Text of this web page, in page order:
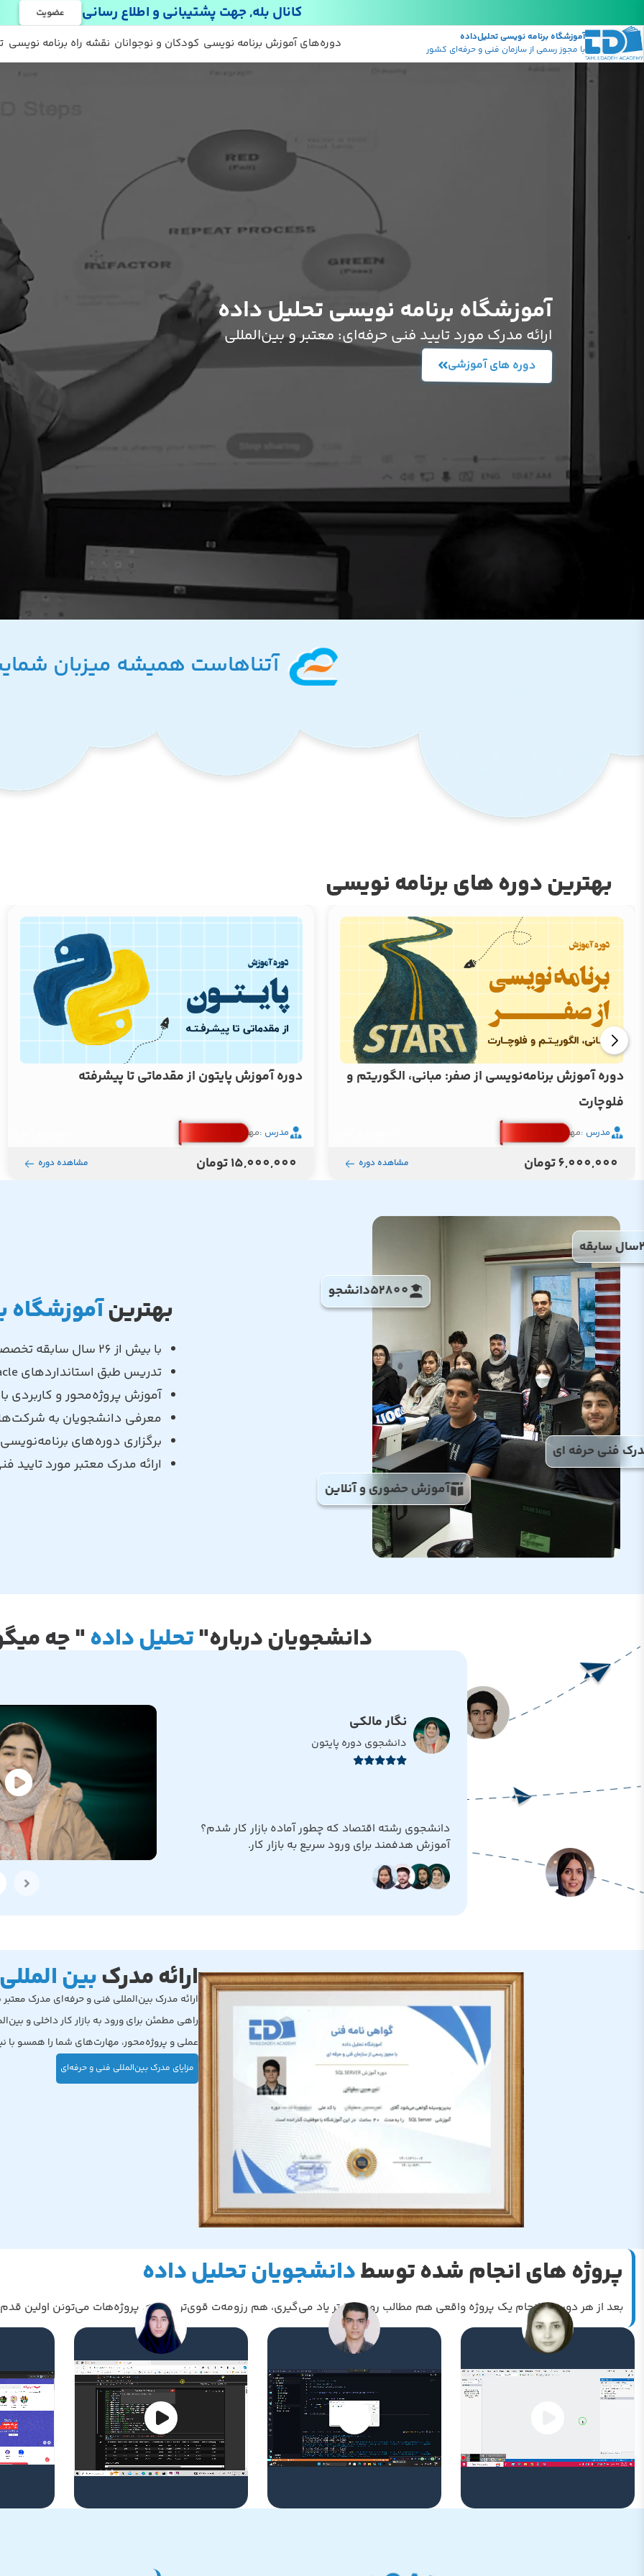
کانال بله, جهت پشتیبانی و اطلاع رسانی عضویت
آموزشگاه برنامه نویسی تحلیل‌داده
با مجوز رسمی از سازمان فنی و حرفه‌ای کشور
دوره‌های آموزش برنامه نویسی
پکیج ها
منابع رایگان کودکان و نوجوانان نقشه راه برنامه نویسی
آموزشگاه برنامه نویسی تحلیل داده
ارائه مدرک مورد تایید فنی حرفه‌ای: معتبر و بین‌المللی
دوره های آموزشی
آتنا‌هاست همیشه میزبان
بهترین دوره های برنامه نویسی
دوره آموزش برنامه‌نویسی از صفر: مبانی، الگوریتم و
فلوچارت
مدرس :مهندس افشین رفوآ
6,000,000 تومان مشاهده دوره
دوره آموزش پایتون از مقدماتی تا پیشرفته
مدرس :مهندس مصطفایی
15,000,000 تومان مشاهده دوره
سال سابقه
52800دانشجو
فنی حرفه ای
آموزش حضوری و آنلاین
بهترینآموزشگاه
با بیش از 26 سال سابقه تخصصی در آموزش برنامه‌نویسی
تدریس طبق استانداردهای Microsoft، Oracle و معتبرترین منابع بین‌المللی
آموزش پروژه‌محور و کاربردی
معرفی دانشجویان به
برگزاری دوره‌های
ارائه مدرک معتبر مورد تایید
دانشجویان درباره"تحلیل داده" چه
نگار مالکی
دانشجوی دوره پایتون
دانشجوی رشته اقتصاد که چطور آماده بازار کار شدم؟
آموزش هدفمند برای ورود سریع به بازار کار.
ارائه مدرکبین
ارائه مدرک بین‌المللی فنی و حرفه‌ای مدرک
راهی مطمئن برای ورود به بازار کار داخلی و
عملی و پروژه‌محور، مهارت‌های شما را همسو
مزایای مدرک بین‌المللی فنی‌ و حرفه‌ای
پروژه های انجام شده توسطدانشجویان تحلیل داده
بعد از هر دوره، با انجام یک پروژه واقعی هم مطالب رو عمیق‌تر یاد می‌گیری، هم رزومه‌ت قوی‌تر می‌شه. پروژه‌هات می‌تونن اولین